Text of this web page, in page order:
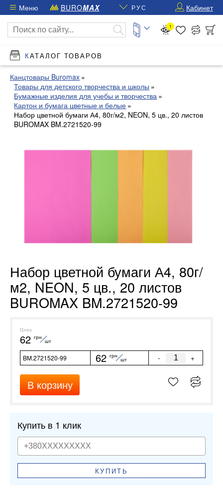
Меню BUROMAX РУС Кабинет
1
КАТАЛОГ ТОВАРОВ
Канцтовары Buromax
Товары для детского творчества и школы
Бумажные изделия для учебы и творчества
Картон и бумага цветные и белые
Набор цветной бумаги А4, 80г/м2, NEON, 5 цв., 20 листов
BUROMAX BM.2721520-99
Набор цветной бумаги А4, 80г/
м2, NEON, 5 цв., 20 листов
BUROMAX BM.2721520-99
Цена
62 грн
шт
BM.2721520-99 62 грн
шт - +
В корзину
Купить в 1 клик
КУПИТЬ